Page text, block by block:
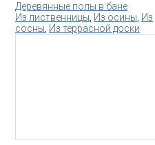
Деревянные полы в бане
Из лиственницы Из осины Из
сосны Из террасной доски